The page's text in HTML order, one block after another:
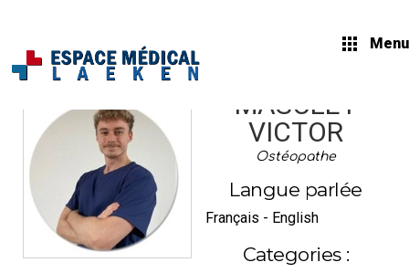
Menu
MASCLET
VICTOR
Ostéopathe
Langue parlée
Français - English
Categories :